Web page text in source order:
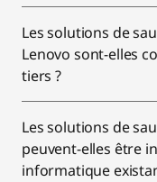
Les solutions de
Lenovo sont-elles
tiers ?
Les solutions de
peuvent-elles être
informatique